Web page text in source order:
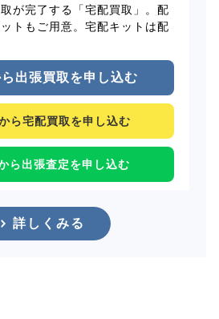
が完了する「宅配買取」。配
トもご用意。宅配キットは配
出張買取を申し込む
ら宅配買取を申し込む
ら出張査定を申し込む
詳しくみる